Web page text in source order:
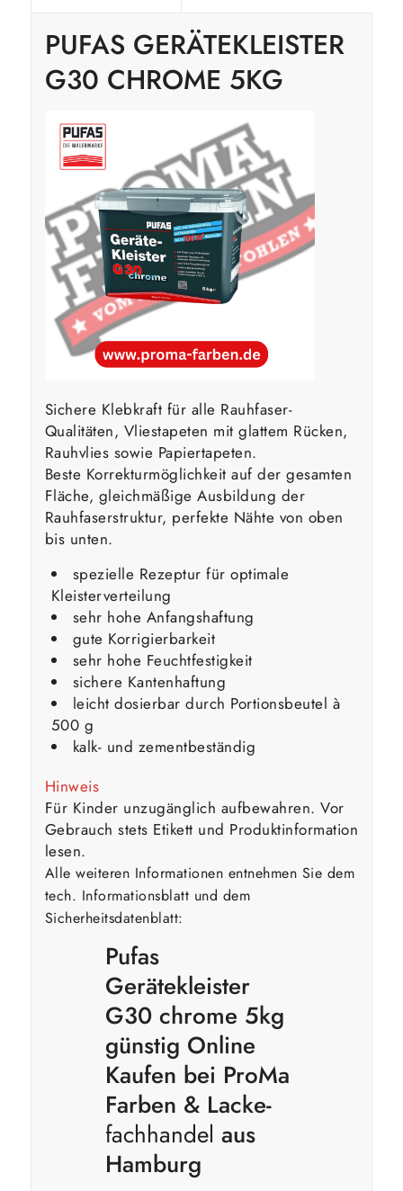
PUFAS GERÄTEKLEISTER
G30 CHROME 5KG
Sichere Klebkraft für alle Rauhfaser-
Qualitäten, Vliestapeten mit glattem Rücken,
Rauhvlies sowie Papiertapeten.
Beste Korrekturmöglichkeit auf der gesamten
Fläche, gleichmäßige Ausbildung der
Rauhfaserstruktur, perfekte Nähte von oben
bis unten.
spezielle Rezeptur für optimale
Kleisterverteilung
sehr hohe Anfangshaftung
gute Korrigierbarkeit
sehr hohe Feuchtfestigkeit
sichere Kantenhaftung
leicht dosierbar durch Portionsbeutel à
500 g
kalk- und zementbeständig
Hinweis
Für Kinder unzugänglich aufbewahren. Vor
Gebrauch stets Etikett und Produktinformation
lesen.
Alle weiteren Informationen entnehmen Sie dem
tech. Informationsblatt und dem
Sicherheitsdatenblatt:
Pufas
Gerätekleister
G30 chrome 5kg
günstig Online
Kaufen bei ProMa
Farben & Lacke-
fachhandel aus
Hamburg